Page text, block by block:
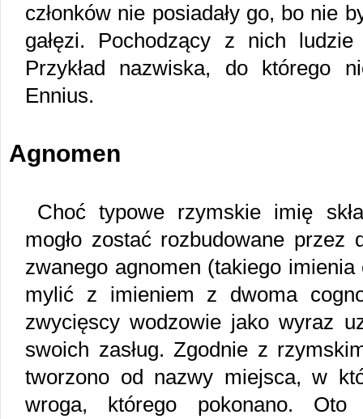
członków nie posiadały go, bo nie
gałęzi. Pochodzący z nich
Przykład nazwiska, do którego
Ennius.
Agnomen
Choć typowe rzymskie imię
mogło zostać rozbudowane przez
zwanego agnomen (takiego imienia
mylić z imieniem z dwoma
zwycięscy wodzowie jako wyraz
swoich zasług. Zgodnie z
tworzono od nazwy miejsca, w
wroga, którego pokonano. Oto